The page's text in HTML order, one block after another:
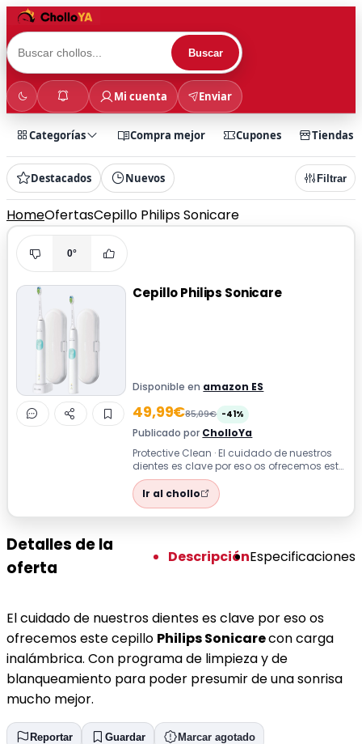
Buscar
Mi cuenta Enviar
Categorías Compra mejor Cupones Tiendas
Destacados Nuevos Filtrar
HomeOfertasCepillo Philips Sonicare
0°
Cepillo Philips Sonicare
Disponible en amazon ES
49,99€85,09€ -41%
Publicado por CholloYa
Protective Clean · El cuidado de nuestros
dientes es clave por eso os ofrecemos este
cepillo Philips Sonicare con car...
Ir al chollo
Detalles de la
oferta
DescripciónEspecificaciones
El cuidado de nuestros dientes es clave por eso os
ofrecemos este cepillo Philips Sonicarecon carga
inalámbrica. Con programa de limpieza y de
blanqueamiento para poder presumir de una sonrisa
mucho mejor.
Reportar Guardar Marcar agotado